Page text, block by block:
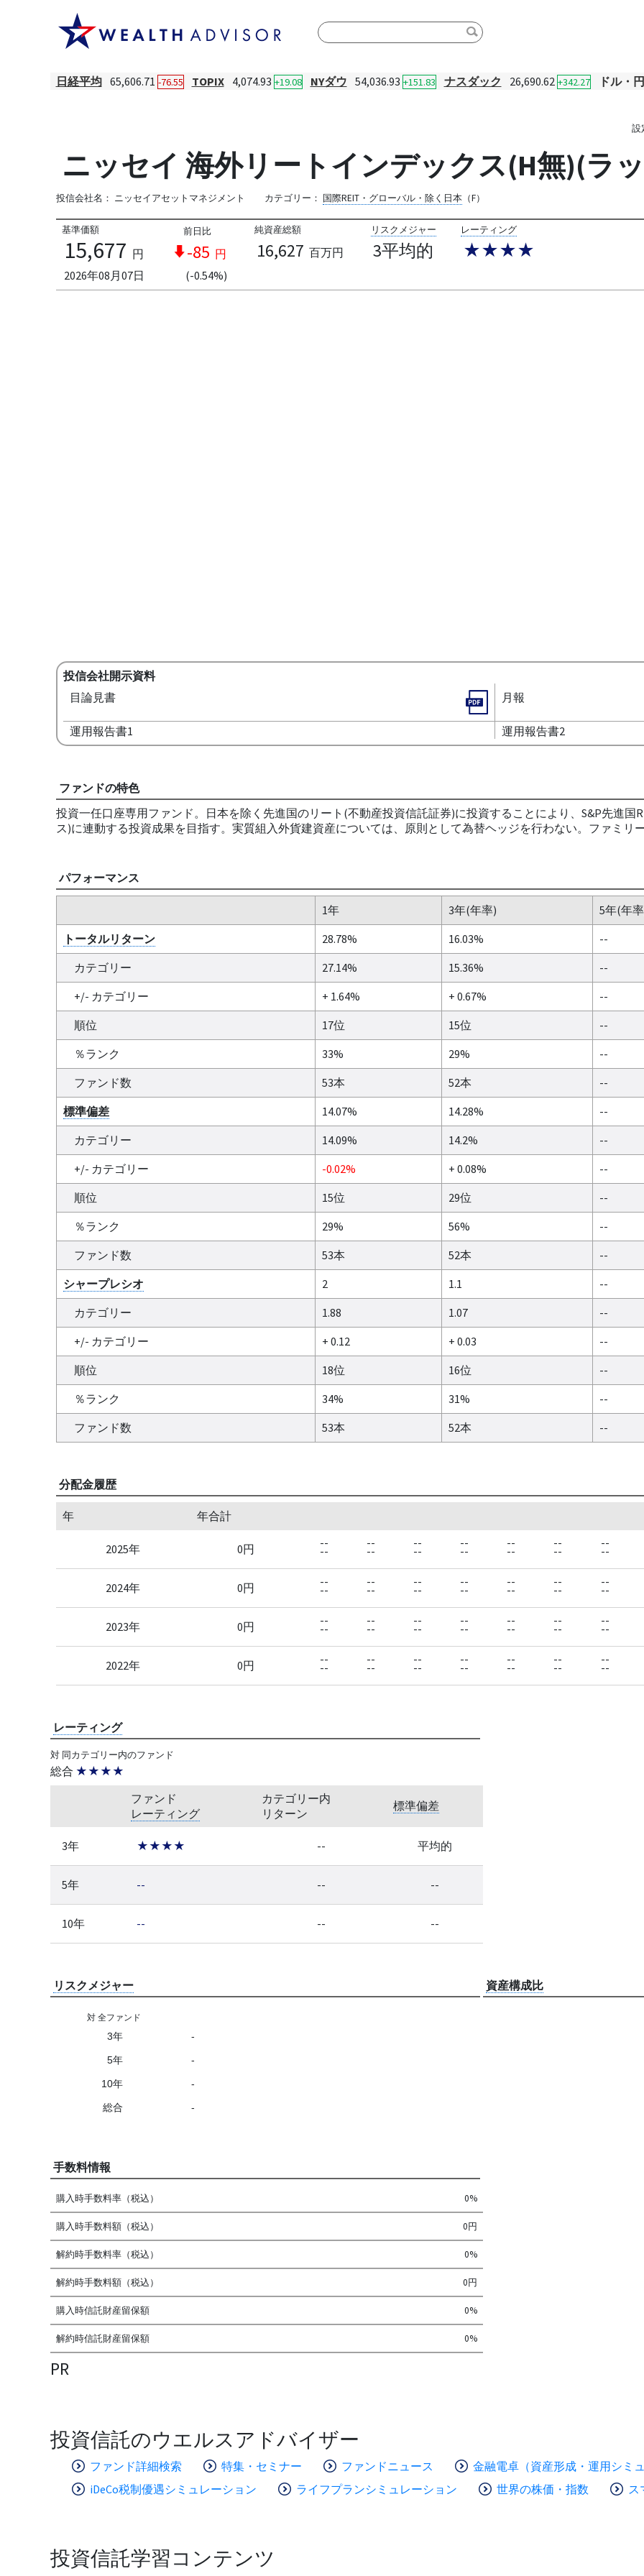
日経平均 65,606.71 -76.55 TOPIX 4,074.93 +19.08 NYダウ 54,036.93 +151.83 ナスダック 26,690.62 +342.27 ドル・円
設
ニッセイ 海外リートインデックス(H無)(ラ
投信会社名： ニッセイアセットマネジメント カテゴリー： 国際REIT・グローバル・除く日本（F）
基準価額
15,677 円
2026年08月07日
前日比
-85 円
(-0.54%)
純資産総額
16,627 百万円
リスクメジャー
3平均的
レーティング
★★★★
投信会社開示資料
目論見書
月報
運用報告書1 運用報告書2
ファンドの特色
投資一任口座専用ファンド。日本を除く先進国のリート(不動産投資信託証券)に投資することにより、S&P先進
ス)に連動する投資成果を目指す。実質組入外貨建資産については、原則として為替ヘッジを行わない。ファミリ
パフォーマンス
1年 3年(年率) 5年(年
トータルリターン
28.78% 16.03% --
カテゴリー
27.14% 15.36% --
+/- カテゴリー
+ 1.64% + 0.67% --
順位
17位 15位 --
％ランク
33% 29% --
ファンド数
53本 52本 --
標準偏差
14.07% 14.28% --
カテゴリー
14.09% 14.2% --
+/- カテゴリー
-0.02% + 0.08% --
順位
15位 29位 --
％ランク
29% 56% --
ファンド数
53本 52本 --
シャープレシオ
2 1.1 --
カテゴリー
1.88 1.07 --
+/- カテゴリー
+ 0.12 + 0.03 --
順位
18位 16位 --
％ランク
34% 31% --
ファンド数
53本 52本 --
分配金履歴
年 年合計
2025年 0円 --
--
--
--
--
--
--
--
--
--
--
--
--
--
2024年 0円 --
--
--
--
--
--
--
--
--
--
--
--
--
--
2023年 0円 --
--
--
--
--
--
--
--
--
--
--
--
--
--
2022年 0円 --
--
--
--
--
--
--
--
--
--
--
--
--
--
レーティング
対 同カテゴリー内のファンド
総合 ★★★★
ファンド
レーティング
カテゴリー内
リターン
標準偏差
3年 ★★★★ -- 平均的
5年 -- -- --
10年 -- -- --
リスクメジャー
対 全ファンド
3年 -
5年 -
10年 -
総合 -
資産構成比
手数料情報
購入時手数料率（税込） 0%
購入時手数料額（税込） 0円
解約時手数料率（税込） 0%
解約時手数料額（税込） 0円
購入時信託財産留保額 0%
解約時信託財産留保額 0%
PR
投資信託のウエルスアドバイザー
ファンド詳細検索 特集・セミナー ファンドニュース 金融電卓（資産形成・運用シミ
iDeCo税制優遇シミュレーション
ライフプランシミュレーション 世界の株価・指数 ス
投資信託学習コンテンツ